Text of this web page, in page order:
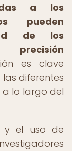
a los
pueden
de los
es clave
diferentes
a lo largo del
y el uso de